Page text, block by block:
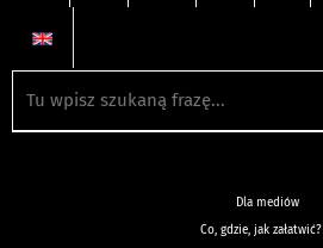
Dla mediów
Co, gdzie, jak załatwić?